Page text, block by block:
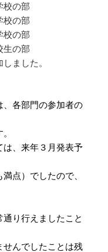
部
の部
部
部
ました。
、各部門の参加者の
、来年３月発表予
点）でしたので、
り行えましたこと
せんでしたことは残